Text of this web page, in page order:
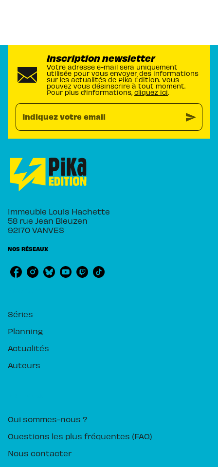
Inscription newsletter
Votre adresse e-mail sera uniquement
utilisée pour vous envoyer des informations
sur les actualités de Pika Édition. Vous
pouvez vous désinscrire à tout moment.
Pour plus d’informations, cliquez ici.
Indiquez votre email send
Immeuble Louis Hachette
58 rue Jean Bleuzen
92170 VANVES
NOS RÉSEAUX
Séries
Planning
Actualités
Auteurs
Qui sommes-nous ?
Questions les plus fréquentes (FAQ)
Nous contacter